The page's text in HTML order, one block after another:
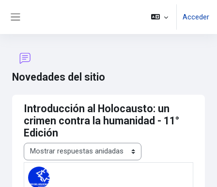
Acceder
Novedades del sitio
Introducción al Holocausto: un
crimen contra la humanidad - 11°
Edición
Mostrar modo